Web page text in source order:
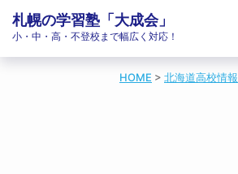
札幌の学習塾「大成会」
小・中・高・不登校まで幅広く対応！
HOME > 北海道高校情報